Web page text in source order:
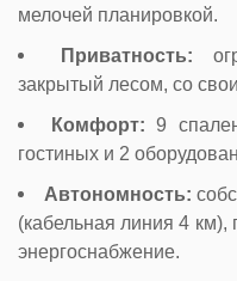
мелочей планировкой.
Приватность:
закрытый лесом, со
Комфорт: 9
гостиных и 2
Автономность:
(кабельная линия 4
энергоснабжение.